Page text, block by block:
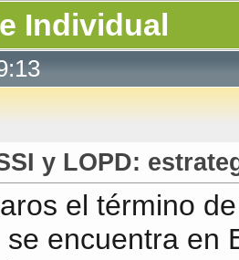
Individual
y LOPD:
el término
encuentra en